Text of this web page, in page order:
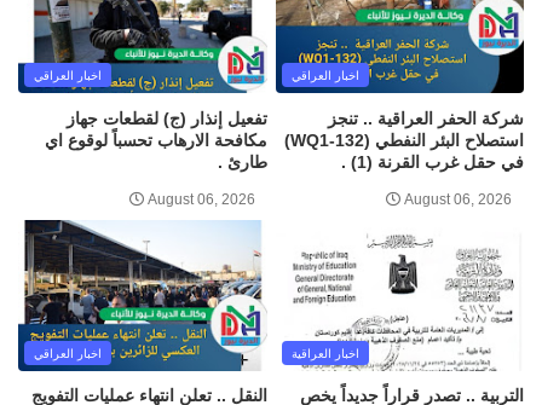
اخبار العراقي
شركة الحفر العراقية .. تنجز
استصلاح البئر النفطي (WQ1-132)
في حقل غرب القرنة (1) .
August 06, 2026
اخبار العراقي
تفعيل إنذار (ج) لقطعات جهاز
مكافحة الارهاب تحسباً لوقوع اي
طارئ .
August 06, 2026
اخبار العراقية
التربية .. تصدر قراراً جديداً يخص
اخبار العراقي
النقل .. تعلن انتهاء عمليات التفويج